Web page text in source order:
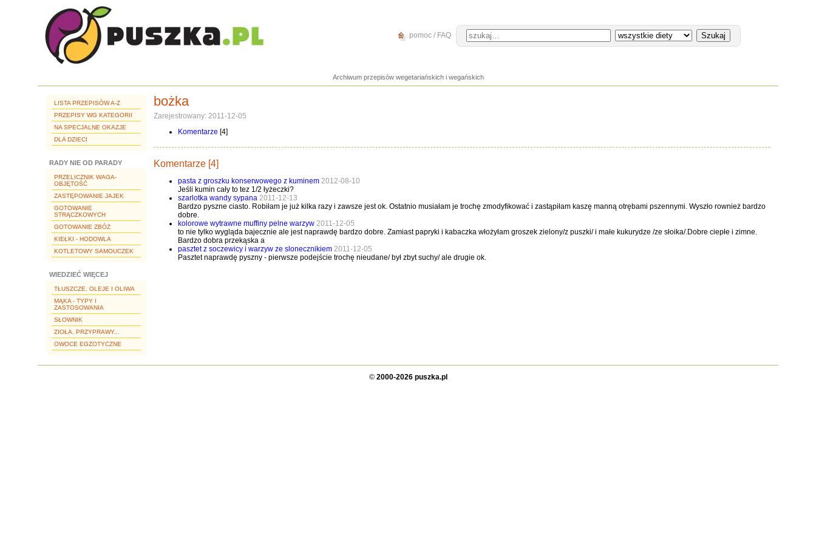
pomoc / FAQ
Archiwum przepisów wegetariańskich i wegańskich
LISTA PRZEPISÓW A-Z
PRZEPISY WG KATEGORII
NA SPECJALNE OKAZJE
DLA DZIECI
RADY NIE OD PARADY
PRZELICZNIK WAGA-
OBJĘTOŚĆ
ZASTĘPOWANIE JAJEK
GOTOWANIE
STRĄCZKOWYCH
GOTOWANIE ZBÓŻ
KIEŁKI - HODOWLA
KOTLETOWY SAMOUCZEK
WIEDZIEĆ WIĘCEJ
TŁUSZCZE, OLEJE I OLIWA
MĄKA - TYPY I
ZASTOSOWANIA
SŁOWNIK
ZIOŁA, PRZYPRAWY...
OWOCE EGZOTYCZNE
bożka
Zarejestrowany: 2011-12-05
Komentarze [4]
Komentarze [4]
pasta z groszku konserwowego z kuminem 2012-08-10
Jeśli kumin cały to tez 1/2 łyżeczki?
szarlotka wandy sypana 2011-12-13
Bardzo pyszne ciasto. Robiłam je już kilka razy i zawsze jest ok. Ostatnio musiałam je trochę zmodyfikować i zastąpiłam kaszę manną otrębami pszennymi. Wyszło rownież bardzo
dobre.
kolorowe wytrawne muffiny pelne warzyw 2011-12-05
to nie tylko wygląda bajecznie ale jest naprawdę bardzo dobre. Zamiast papryki i kabaczka włożyłam groszek zielony/z puszki/ i małe kukurydze /ze słoika/.Dobre ciepłe i zimne.
Bardzo dobra przekąska a
pasztet z soczewicy i warzyw ze slonecznikiem 2011-12-05
Pasztet naprawdę pyszny - pierwsze podejście trochę nieudane/ był zbyt suchy/ ale drugie ok.
© 2000-2026 puszka.pl